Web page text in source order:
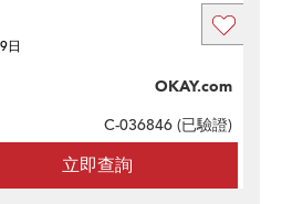
立即查詢
OKAY.com
C-036846 (已驗證)
日